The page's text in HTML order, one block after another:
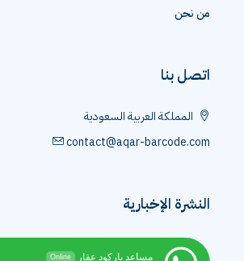
من نحن
اتصل بنا
المملكة العربية السعودية
contact@aqar-barcode.com
النشرة الإخبارية
مساعد باركود عقار Online